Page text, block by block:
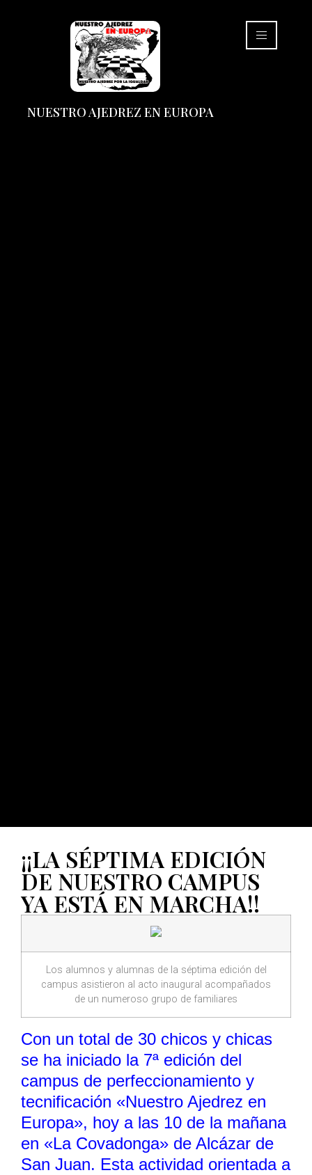
NUESTRO AJEDREZ EN EUROPA
¡¡LA SÉPTIMA EDICIÓN
DE NUESTRO CAMPUS
YA ESTÁ EN MARCHA!!
Los alumnos y alumnas de la séptima edición del
campus asistieron al acto inaugural acompañados
de un numeroso grupo de familiares
Con un total de 30 chicos y chicas
se ha iniciado la 7ª edición del
campus de perfeccionamiento y
tecnificación «Nuestro Ajedrez en
Europa», hoy a las 10 de la mañana
en «La Covadonga» de Alcázar de
San Juan. Esta actividad orientada a